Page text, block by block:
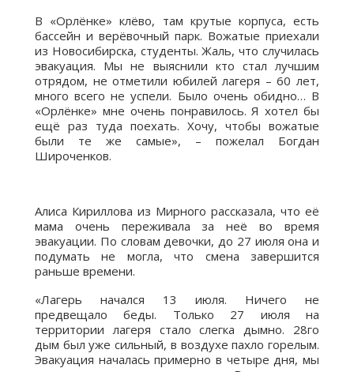
В «Орлёнке» клёво, там крутые корпуса, есть
бассейн и верёвочный парк. Вожатые приехали
из Новосибирска, студенты. Жаль, что случилась
эвакуация. Мы не выяснили кто стал лучшим
отрядом, не отметили юбилей лагеря – 60 лет,
много всего не успели. Было очень обидно… В
«Орлёнке» мне очень понравилось. Я хотел бы
ещё раз туда поехать. Хочу, чтобы вожатые
были те же самые», – пожелал Богдан
Широченков.
Алиса Кириллова из Мирного рассказала, что её
мама очень переживала за неё во время
эвакуации. По словам девочки, до 27 июля она и
подумать не могла, что смена завершится
раньше времени.
«Лагерь начался 13 июля. Ничего не
предвещало беды. Только 27 июля на
территории лагеря стало слегка дымно. 28го
дым был уже сильный, в воздухе пахло горелым.
Эвакуация началась примерно в четыре дня, мы